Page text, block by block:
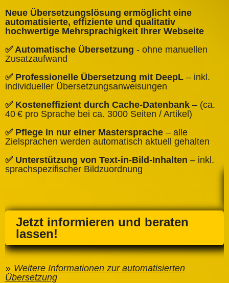
Neue Übersetzungslösung ermöglicht eine
automatisierte, effiziente und qualitativ
hochwertige Mehrsprachigkeit Ihrer Webseite
✅ Automatische Übersetzung - ohne manuellen
Zusatzaufwand
✅ Professionelle Übersetzung mit DeepL – inkl.
individueller Übersetzungsanweisungen
✅ Kosteneffizient durch Cache‑Datenbank – (ca.
40 € pro Sprache bei ca. 3000 Seiten / Artikel)
✅ Pflege in nur einer Mastersprache – alle
Zielsprachen werden automatisch aktuell gehalten
✅ Unterstützung von Text‑in‑Bild‑Inhalten – inkl.
sprachspezifischer Bildzuordnung
Jetzt informieren und beraten
lassen!
Weitere Informationen zur automatisierten
Übersetzung